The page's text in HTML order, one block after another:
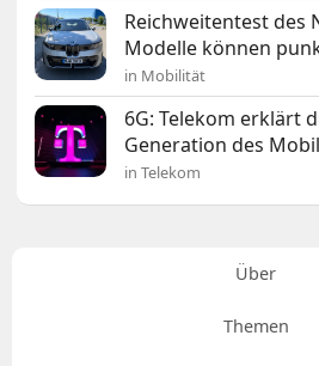
Reichweitentest des
Modelle können
in Mobilität
6G: Telekom erklärt
Generation des
in Telekom
Über
Themen